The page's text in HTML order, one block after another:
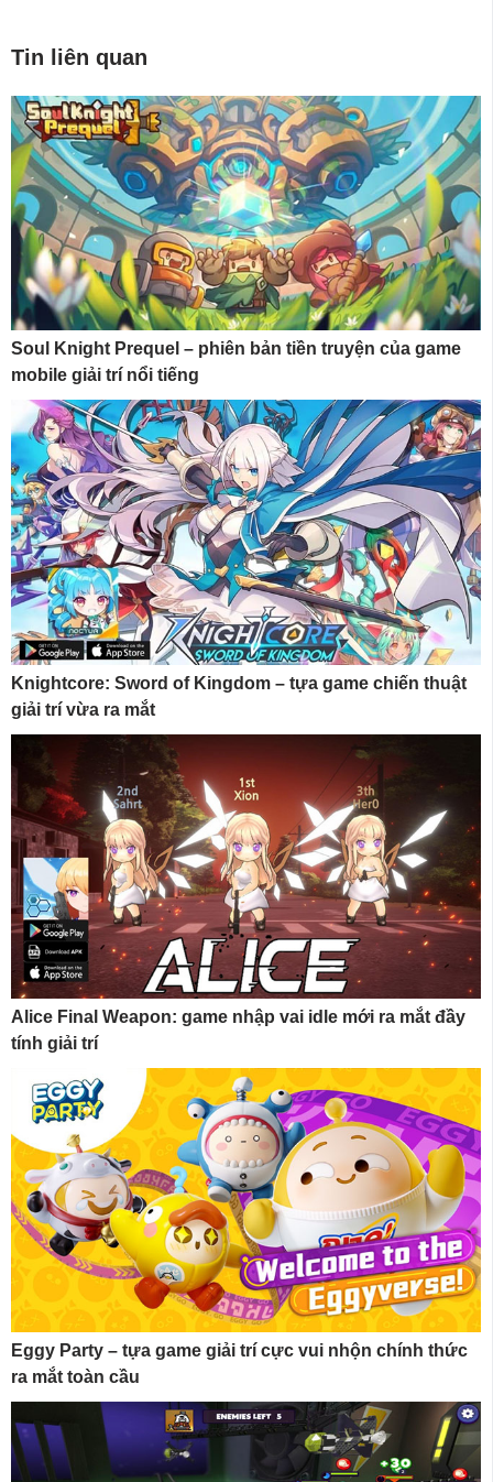
Tin liên quan
Soul Knight Prequel – phiên bản tiền truyện của game
mobile giải trí nổi tiếng
Knightcore: Sword of Kingdom – tựa game chiến thuật
giải trí vừa ra mắt
Alice Final Weapon: game nhập vai idle mới ra mắt đầy
tính giải trí
Eggy Party – tựa game giải trí cực vui nhộn chính thức
ra mắt toàn cầu